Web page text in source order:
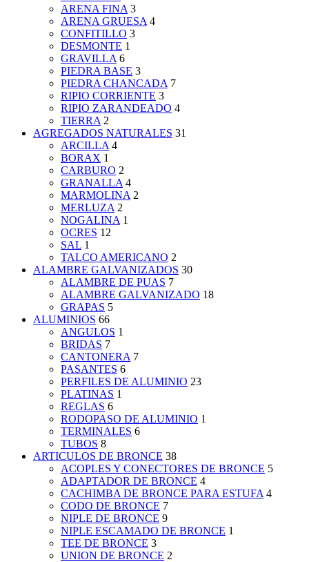
ARENA FINA 3
ARENA GRUESA 4
CONFITILLO 3
DESMONTE 1
GRAVILLA 6
PIEDRA BASE 3
PIEDRA CHANCADA 7
RIPIO CORRIENTE 3
RIPIO ZARANDEADO 4
TIERRA 2
AGREGADOS NATURALES 31
ARCILLA 4
BORAX 1
CARBURO 2
GRANALLA 4
MARMOLINA 2
MERLUZA 2
NOGALINA 1
OCRES 12
SAL 1
TALCO AMERICANO 2
ALAMBRE GALVANIZADOS 30
ALAMBRE DE PUAS 7
ALAMBRE GALVANIZADO 18
GRAPAS 5
ALUMINIOS 66
ANGULOS 1
BRIDAS 7
CANTONERA 7
PASANTES 6
PERFILES DE ALUMINIO 23
PLATINAS 1
REGLAS 6
RODOPASO DE ALUMINIO 1
TERMINALES 6
TUBOS 8
ARTICULOS DE BRONCE 38
ACOPLES Y CONECTORES DE BRONCE 5
ADAPTADOR DE BRONCE 4
CACHIMBA DE BRONCE PARA ESTUFA 4
CODO DE BRONCE 7
NIPLE DE BRONCE 9
NIPLE ESCAMADO DE BRONCE 1
TEE DE BRONCE 3
UNION DE BRONCE 2